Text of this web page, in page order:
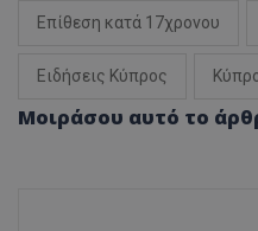
Επίθεση κατά 17χρονου
Ειδήσεις Κύπρος
Μοιράσου αυτό το